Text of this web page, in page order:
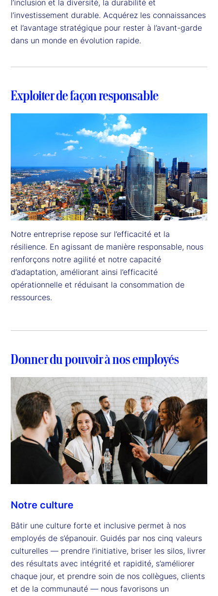
l’inclusion et la diversité, la durabilité et
l’investissement durable. Acquérez les connaissances
et l’avantage stratégique pour rester à l’avant-garde
dans un monde en évolution rapide.
Exploiter de façon responsable
Notre entreprise repose sur l’efficacité et la
résilience. En agissant de manière responsable, nous
renforçons notre agilité et notre capacité
d’adaptation, améliorant ainsi l’efficacité
opérationnelle et réduisant la consommation de
ressources.
Donner du pouvoir à nos employés
Notre culture
Bâtir une culture forte et inclusive permet à nos
employés de s’épanouir. Guidés par nos cinq valeurs
culturelles — prendre l’initiative, briser les silos, livrer
des résultats avec intégrité et rapidité, s’améliorer
chaque jour, et prendre soin de nos collègues, clients
et de la communauté — nous favorisons un